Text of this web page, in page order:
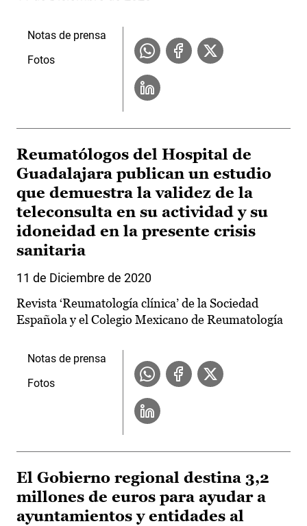
Notas de prensa
Fotos
Reumatólogos del Hospital de
Guadalajara publican un estudio
que demuestra la validez de la
teleconsulta en su actividad y su
idoneidad en la presente crisis
sanitaria
11 de Diciembre de 2020
Revista ‘Reumatología clínica’ de la Sociedad
Española y el Colegio Mexicano de Reumatología
Notas de prensa
Fotos
El Gobierno regional destina 3,2
millones de euros para ayudar a
ayuntamientos y entidades al